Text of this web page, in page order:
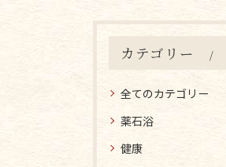
カテゴリー
全てのカテゴリー
薬石浴
健康